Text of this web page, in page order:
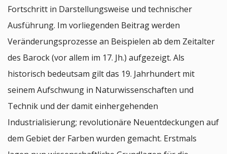
Fortschritt in Darstellungsweise und technischer
Ausführung. Im vorliegenden Beitrag werden
Veränderungsprozesse an Beispielen ab dem Zeitalter
des Barock (vor allem im 17. Jh.) aufgezeigt. Als
historisch bedeutsam gilt das 19. Jahrhundert mit
seinem Aufschwung in Naturwissenschaften und
Technik und der damit einhergehenden
Industrialisierung; revolutionäre Neuentdeckungen auf
dem Gebiet der Farben wurden gemacht. Erstmals